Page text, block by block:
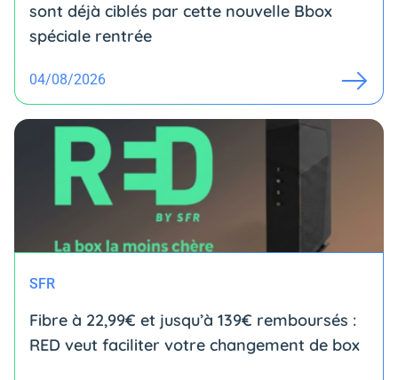
sont déjà ciblés par cette nouvelle Bbox
spéciale rentrée
04/08/2026
SFR
Fibre à 22,99€ et jusqu’à 139€ remboursés :
RED veut faciliter votre changement de box